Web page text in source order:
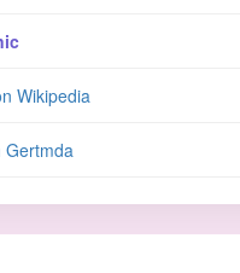
Wikipedia
Gertmda